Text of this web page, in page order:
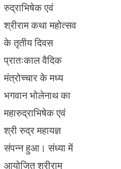
रुद्राभिषेक एवं
श्रीराम कथा महोत्सव
के तृतीय दिवस
प्रातःकाल वैदिक
मंत्रोच्चार के मध्य
भगवान भोलेनाथ का
महारुद्राभिषेक एवं
श्री रुद्र महायज्ञ
संपन्न हुआ। संध्या में
आयोजित श्रीराम